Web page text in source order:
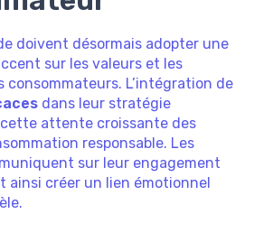
doivent désormais adopter une
sur les valeurs et les
consommateurs. L’intégration de
dans leur stratégie
attente croissante des
responsable. Les
sur leur engagement
ainsi créer un lien émotionnel